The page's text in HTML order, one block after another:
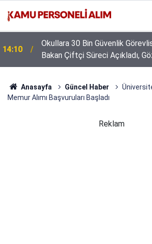
14:10
Okullara 30 Bin Güvenlik
Bakan Çiftçi Süreci Açıkladı,
Çevrildi
Anasayfa Güncel Haber
Memur Alımı Başvuruları Başladı
Reklam